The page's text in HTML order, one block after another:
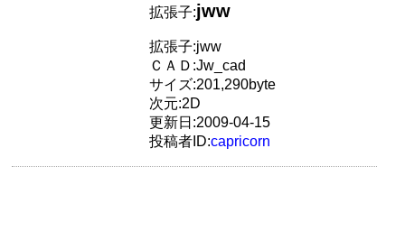
拡張子:jww
拡張子:jww
ＣＡＤ:Jw_cad
サイズ:201,290byte
次元:2D
更新日:2009-04-15
投稿者ID:capricorn